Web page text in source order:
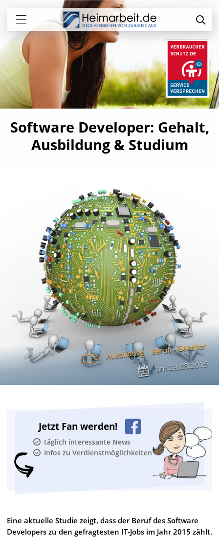
Software Developer: Gehalt,
Ausbildung & Studium
Ausbildung Beruf Gehälter
am23.08.2015
Jetzt Fan werden!
täglich interessante News
Infos zu Verdienstmöglichkeiten
Eine aktuelle Studie zeigt, dass der Beruf des Software
Developers zu den gefragtesten IT-Jobs im Jahr 2015 zählt.